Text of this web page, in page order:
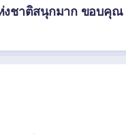
งชาติสนุกมาก ขอบคุณ